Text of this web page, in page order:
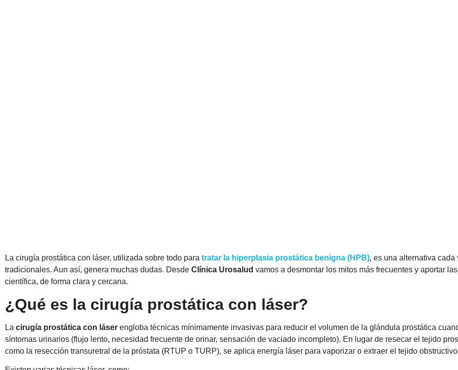
La cirugía prostática con láser, utilizada sobre todo para tratar la hiperplasia prostática benigna (HPB), es una alternativa
tradicionales. Aun así, genera muchas dudas. Desde Clínica Urosalud vamos a desmontar los mitos más frecuentes y aportar
científica, de forma clara y cercana.
¿Qué es la cirugía prostática con láser?
La cirugía prostática con láser engloba técnicas mínimamente invasivas para reducir el volumen de la glándula prostática
síntomas urinarios (flujo lento, necesidad frecuente de orinar, sensación de vaciado incompleto). En lugar de resecar el tejido
como la resección transuretral de la próstata (RTUP o TURP), se aplica energía láser para vaporizar o extraer el tejido